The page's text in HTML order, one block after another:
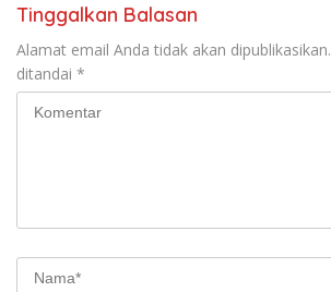
Tinggalkan Balasan
Alamat email Anda tidak akan dipublikasikan.
ditandai *